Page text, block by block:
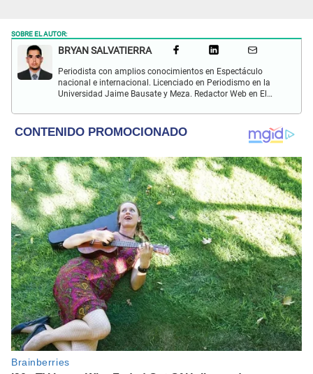
SOBRE EL AUTOR:
BRYAN SALVATIERRA
Periodista con amplios conocimientos en Espectáculo
nacional e internacional. Licenciado en Periodismo en la
Universidad Jaime Bausate y Meza. Redactor Web en El
películas, series, videojuegos y espectáculo.